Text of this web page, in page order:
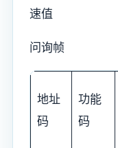
速值
问询帧
地址
码
功能
码